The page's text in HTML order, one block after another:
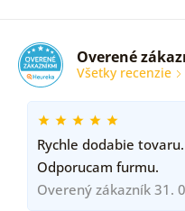
Overené
Všetky recenzie
Rychle dodabie
Odporucam furmu.
Overený zákazník 31.